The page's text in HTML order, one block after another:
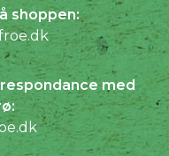
shoppen:
med